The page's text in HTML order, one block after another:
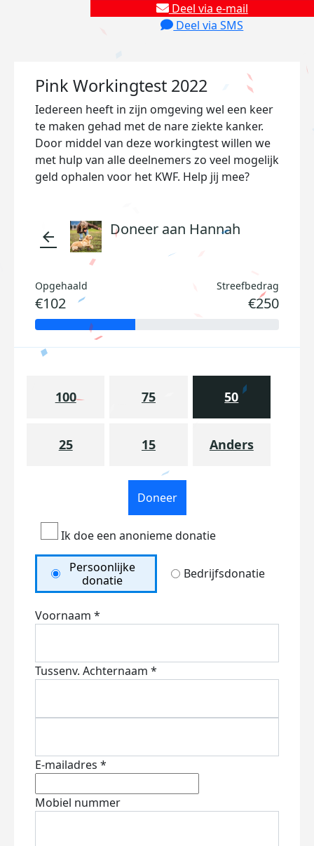
Deel via e-mail
Deel via SMS
Pink Workingtest 2022
Iedereen heeft in zijn omgeving wel een keer
te maken gehad met de nare ziekte kanker.
Door middel van deze workingtest willen we
met hulp van alle deelnemers zo veel mogelijk
geld ophalen voor het KWF. Help jij mee?
arrow_back Doneer aan Hannah
Opgehaald
€102
Streefbedrag
€250
100 75 50
25 15 Anders
Doneer
Ik doe een anonieme donatie
Persoonlijke
donatie
Bedrijfsdonatie
Voornaam *
Tussenv. Achternaam *
E-mailadres *
Mobiel nummer